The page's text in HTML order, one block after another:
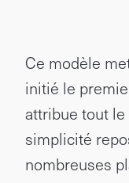
Ce modèle
initié le
attribue tout
simplicité
nombreuses